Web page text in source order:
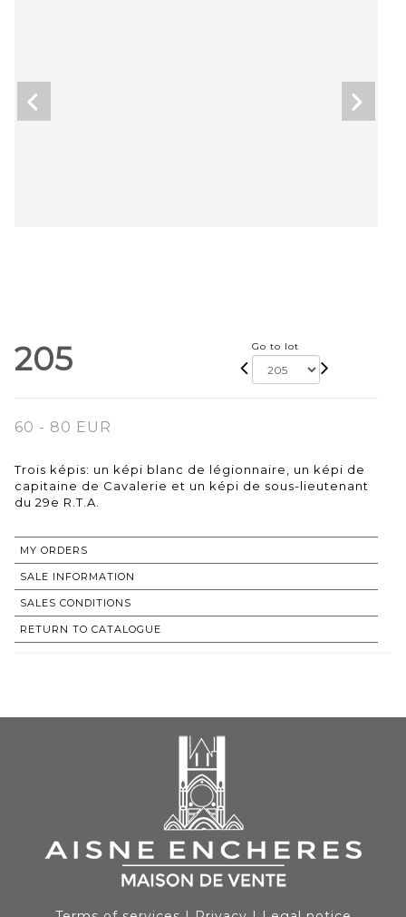
205 Go to lot
60 - 80 EUR
Trois képis: un képi blanc de légionnaire, un képi de
capitaine de Cavalerie et un képi de sous-lieutenant
du 29e R.T.A.
MY ORDERS
SALE INFORMATION
SALES CONDITIONS
RETURN TO CATALOGUE